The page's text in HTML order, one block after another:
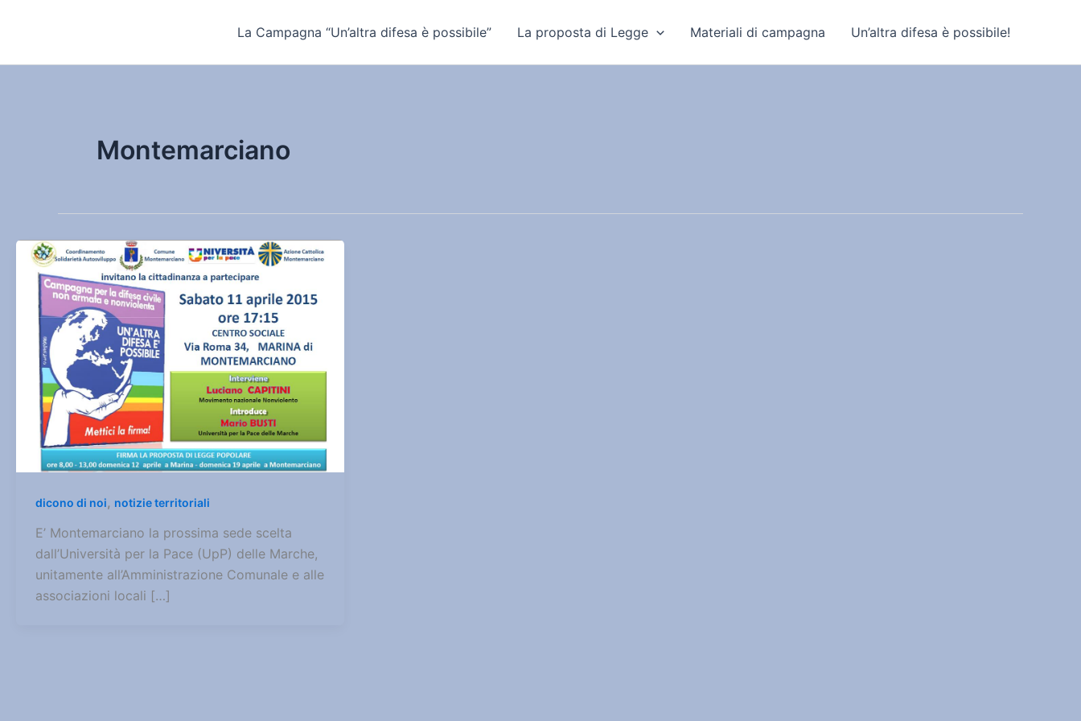
La Campagna “Un’altra difesa è possibile” La proposta di Legge Materiali di campagna Un’altra difesa è possibile!
Montemarciano
dicono di noi, notizie territoriali
E’ Montemarciano la prossima sede scelta
dall’Università per la Pace (UpP) delle Marche,
unitamente all’Amministrazione Comunale e alle
associazioni locali […]